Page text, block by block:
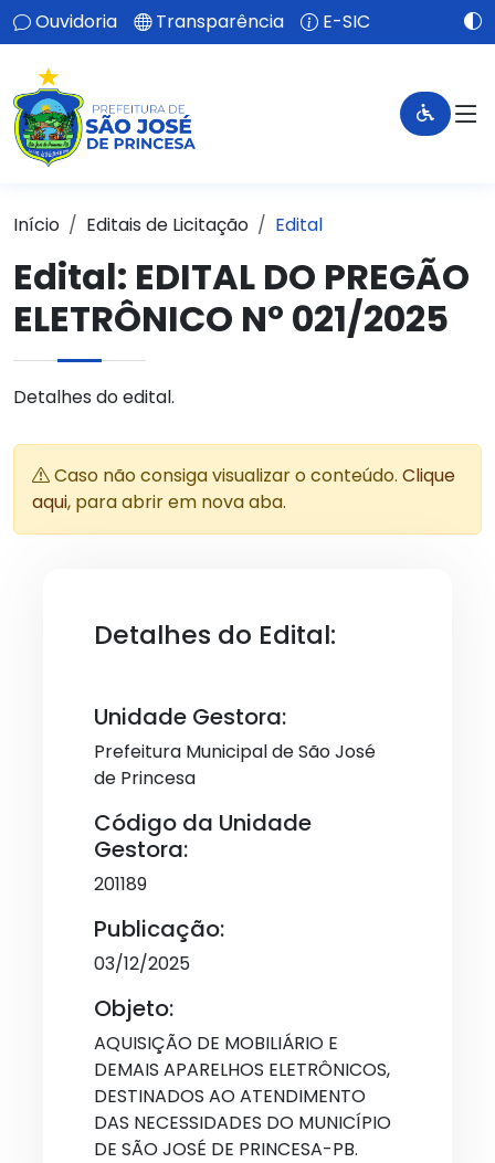
Ouvidoria Transparência E-SIC
Início Editais de Licitação Edital
Edital: EDITAL DO PREGÃO
ELETRÔNICO Nº 021/2025
Detalhes do edital.
Caso não consiga visualizar o conteúdo. Clique
aqui, para abrir em nova aba.
Detalhes do Edital:
Unidade Gestora:
Prefeitura Municipal de São José
de Princesa
Código da Unidade
Gestora:
201189
Publicação:
03/12/2025
Objeto:
AQUISIÇÃO DE MOBILIÁRIO E
DEMAIS APARELHOS ELETRÔNICOS,
DESTINADOS AO ATENDIMENTO
DAS NECESSIDADES DO MUNICÍPIO
DE SÃO JOSÉ DE PRINCESA-PB.